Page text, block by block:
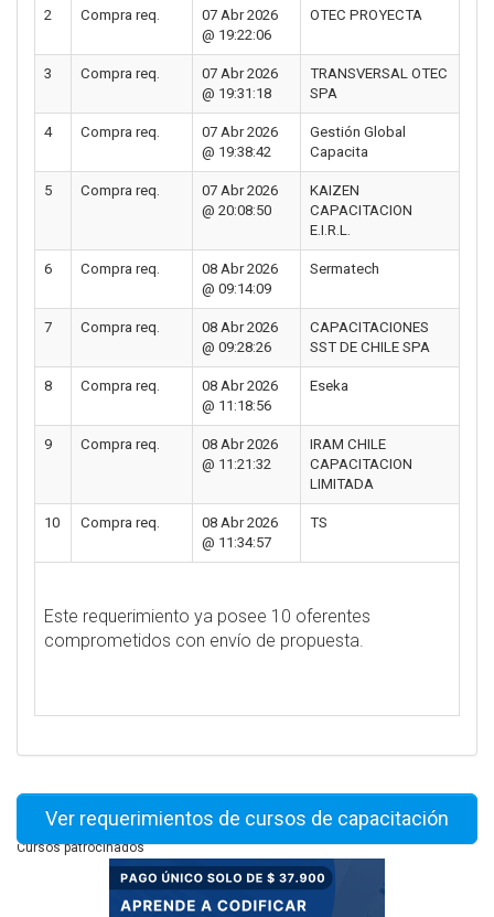
2 Compra req.
07 Abr 2026
@ 19:22:06
OTEC PROYECTA
3 Compra req.
07 Abr 2026
@ 19:31:18
TRANSVERSAL OTEC
SPA
4 Compra req.
07 Abr 2026
@ 19:38:42
Gestión Global
Capacita
5 Compra req.
07 Abr 2026
@ 20:08:50
KAIZEN
CAPACITACION
E.I.R.L.
6 Compra req.
08 Abr 2026
@ 09:14:09
Sermatech
7 Compra req.
08 Abr 2026
@ 09:28:26
CAPACITACIONES
SST DE CHILE SPA
8 Compra req.
08 Abr 2026
@ 11:18:56
Eseka
9 Compra req.
08 Abr 2026
@ 11:21:32
IRAM CHILE
CAPACITACION
LIMITADA
10 Compra req.
08 Abr 2026
@ 11:34:57
TS
Este requerimiento ya posee 10 oferentes
comprometidos con envío de propuesta.
Ver requerimientos de cursos de capacitación
Cursos patrocinados